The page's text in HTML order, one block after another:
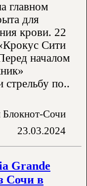
главном
для
крови. 22
Сити
началом
по..
Сочи
23.03.2024
Grande
Сочи в